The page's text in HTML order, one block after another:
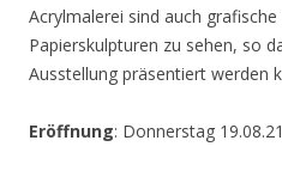
Acrylmalerei sind auch
Papierskulpturen zu sehen, so
Ausstellung präsentiert werden
Eröffnung: Donnerstag